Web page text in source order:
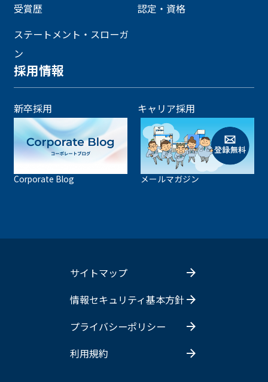
受賞歴
認定・資格
ステートメント・スローガ
ン
採用情報
新卒採用 キャリア採用
Corporate Blog メールマガジン
サイトマップ
情報セキュリティ基本方針
プライバシーポリシー
利用規約